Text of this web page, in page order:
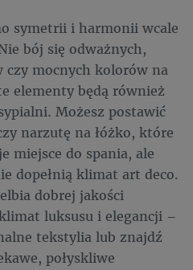
symetrii i harmonii wcale
bój się odważnych,
czy mocnych kolorów na
elementy będą również
Możesz postawić
narzutę na łóżko, które
miejsce do spania, ale
dopełnią klimat art deco.
dobrej jakości
luksusu i elegancji –
tekstylia lub znajdź
połyskliwe